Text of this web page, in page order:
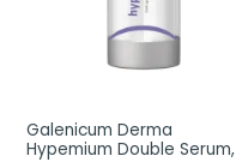
Galenicum Derma
Hypemium Double Serum,